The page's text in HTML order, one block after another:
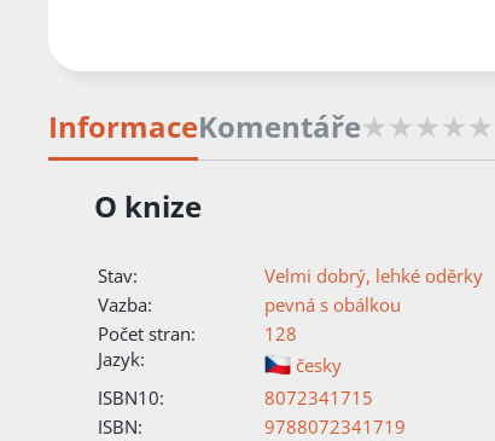
InformaceKomentáře
O knize
Stav:
Velmi dobrý, lehké oděrky
Vazba:
pevná s obálkou
Počet stran:
128
Jazyk:
česky
ISBN10:
8072341715
ISBN:
9788072341719